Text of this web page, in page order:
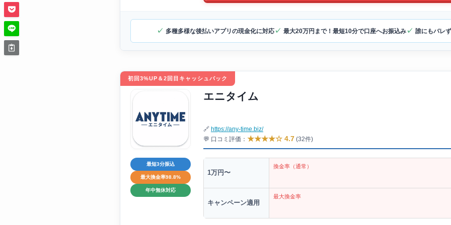
多種多様な後払いアプリの現金化に対応 最大20万円まで！最短10分で口座へお振込み 誰にもバレ
初回3%UP＆2回目キャッシュバック
エニタイム
🔗 https://any-time.biz/
💬 口コミ評価： ★★★★☆ 4.7 (32件)
最短3分振込
最大換金率98.8%
年中無休対応
1万円〜
換金率（通常）
キャンペーン適用
最大換金率